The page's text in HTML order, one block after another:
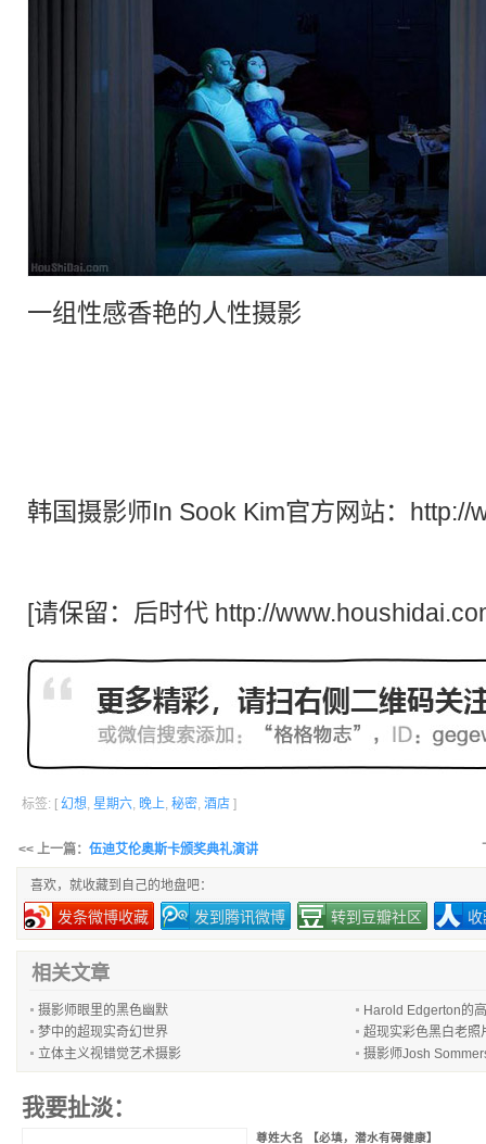
一组性感香艳的人性摄影
韩国摄影师In Sook Kim官方网站： http://
[请保留： 后时代 http://
标签: [ 幻想, 星期六, 晚上, 秘密, 酒店 ]
<< 上一篇： 伍迪艾伦奥斯卡颁奖典礼演讲
喜欢，就收藏到自己的地盘吧：
发条微博收藏 发到腾讯微博 转到豆瓣社区
相关文章
摄影师眼里的黑色幽默
Harold Edgerton的
梦中的超现实奇幻世界
超现实彩色黑白老照
立体主义视错觉艺术摄影
摄影师Josh
我要扯淡：
尊姓大名 【必填，潜水有碍健康】